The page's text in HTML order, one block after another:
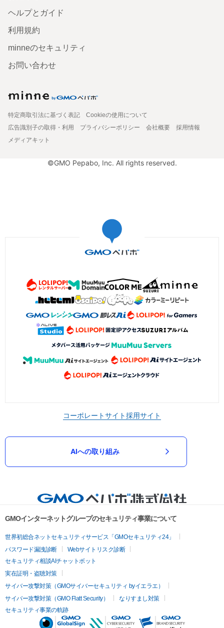
ヘルプとガイド
利用規約
minneのセキュリティ
お問い合わせ
特定商取引法に基づく表記
Cookieの使用について
広告識別子の取得・利用
プライバシーポリシー 会社概要
採用情報
メディアキット
©GMO Pepabo, Inc. All rights reserved.
コーポレートサイト採用サイト
AIへの取り組み
GMOインターネットグループのセキュリティ事業について
世界初総合ネットセキュリティサービス「GMOセキュリティ24」
パスワード漏洩診断
Webサイトリスク診断
セキュリティ相談AIチャットボット
実在証明・盗聴対策
サイバー攻撃対策（GMOサイバーセキュリティ byイエラエ）
サイバー攻撃対策（GMO Flatt Security）
なりすまし対策
セキュリティ事業の軌跡